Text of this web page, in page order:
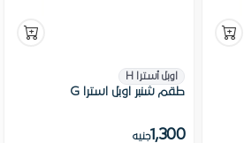
اوبل أسترا H
طقم شنبر اوبل استرا G
1,300جنيه